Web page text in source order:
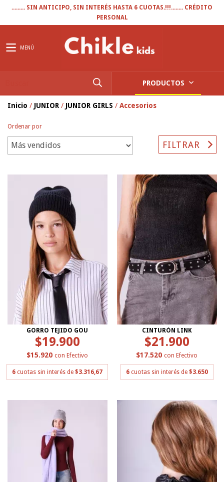
......... SIN ANTICIPO, SIN INTERÉS HASTA 6 CUOTAS.!!!........ CRÉDITO
PERSONAL
MENÚ
PRODUCTOS
Inicio / JUNIOR / JUNIOR GIRLS / Accesorios
Ordenar por
FILTRAR
GORRO TEJIDO GOU
$19.900
$15.920 con Efectivo
6 cuotas sin interés de $3.316,67
CINTURÓN LINK
$21.900
$17.520 con Efectivo
6 cuotas sin interés de $3.650